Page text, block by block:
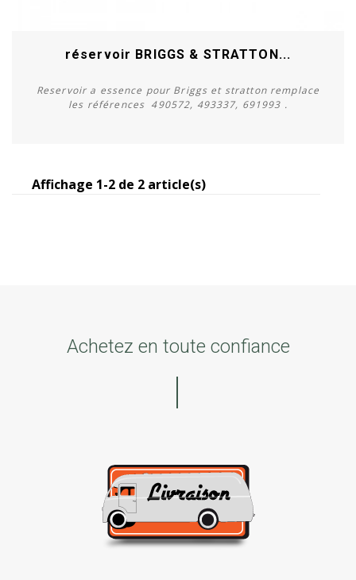
Acheter
réservoir BRIGGS & STRATTON...
Reservoir a essence pour Briggs et stratton remplace
les références 490572, 493337, 691993 .
Affichage 1-2 de 2 article(s)
Achetez en toute confiance